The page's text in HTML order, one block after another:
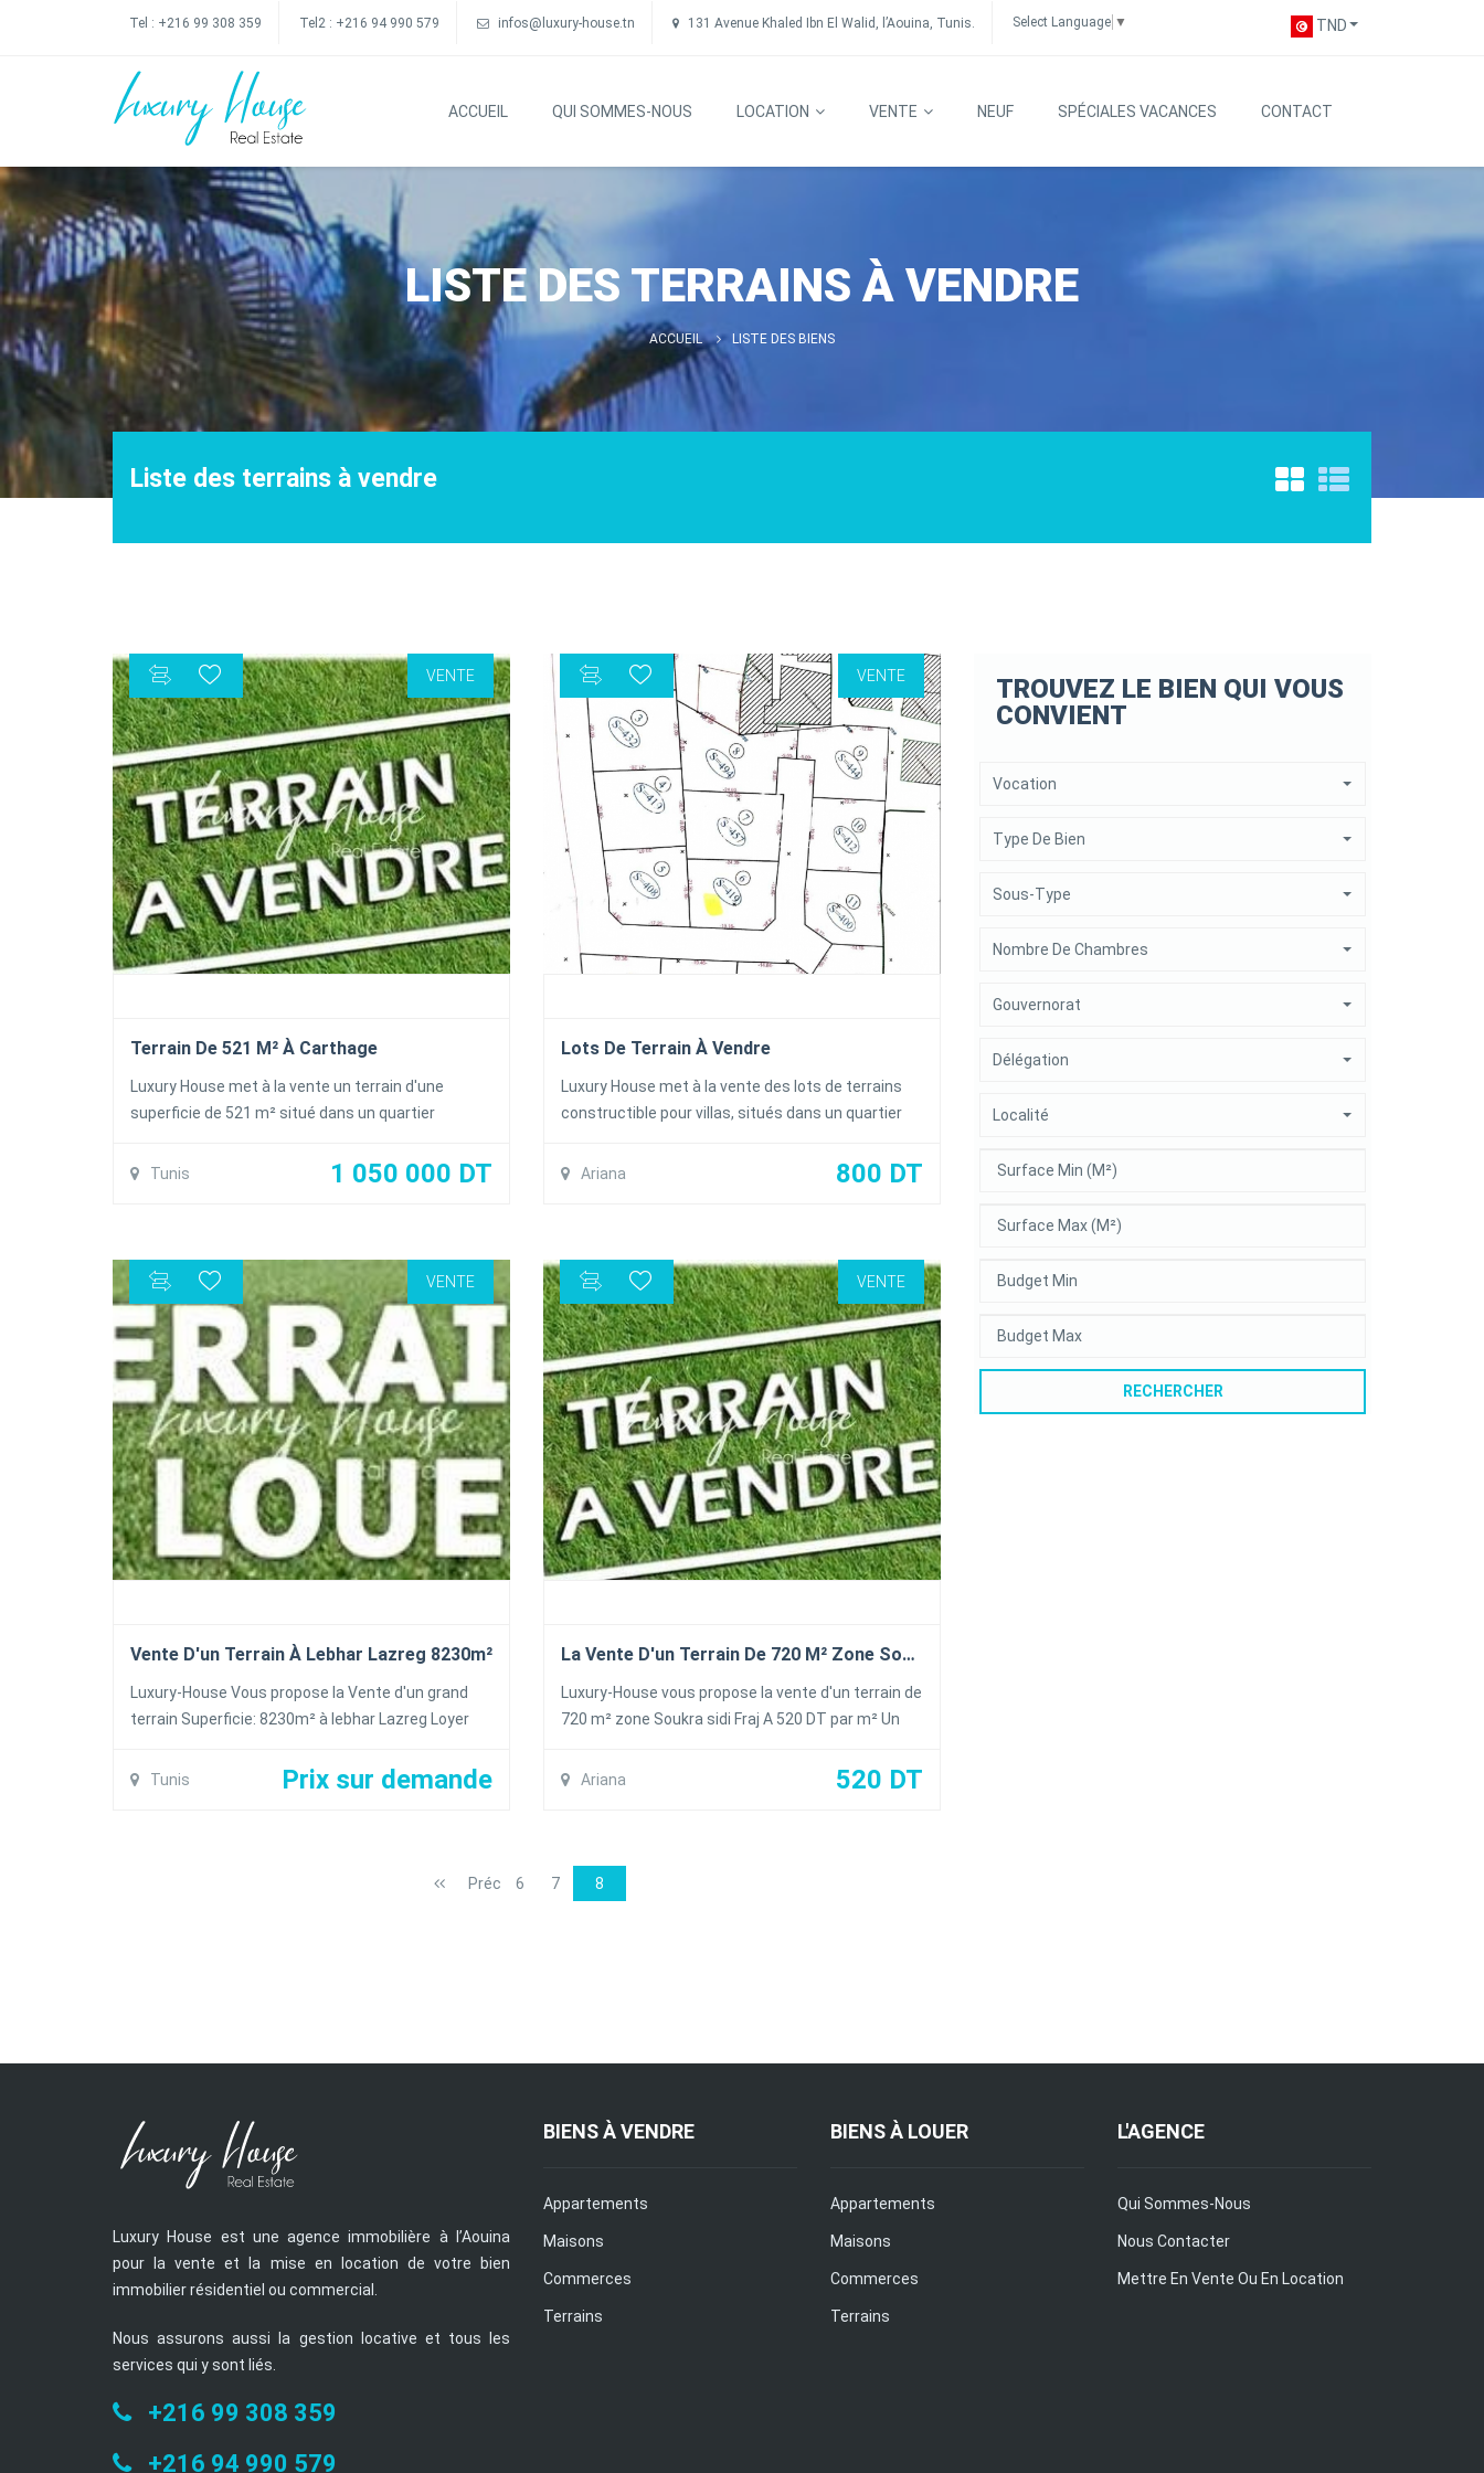
Tel : +216 99 308 359 Tel2 : +216 94 990 579 infos@luxury-house.tn 131 Avenue Khaled Ibn El Walid, l’Aouina, Tunis. Select Language ▼ TND
ACCUEIL QUI SOMMES-NOUS LOCATION VENTE NEUF SPÉCIALES VACANCES CONTACT
LISTE DES TERRAINS À VENDRE
ACCUEIL LISTE DES BIENS
Liste des terrains à vendre
VENTE
Terrain De 521 M² À Carthage
Luxury House met à la vente un terrain d'une
superficie de 521 m² situé dans un quartier
Superficie : 525 m² Titre individuel disponible
Tunis 1 050 000 DT
VENTE
Lots De Terrain À Vendre
Luxury House met à la vente des lots de terrains
constructible pour villas, situés dans un quartier
555 m² Prix : 800 DT/m²
Ariana 800 DT
VENTE
Vente D'un Terrain À Lebhar Lazreg 8230m²
Luxury-House Vous propose la Vente d'un grand
terrain Superficie: 8230m² à lebhar Lazreg Loyer
veuillez contacter 99 308 359 / 70 727 510
Tunis Prix sur demande
VENTE
La Vente D'un Terrain De 720 M² Zone Soukra Sidi Fraj
Luxury-House vous propose la vente d'un terrain de
720 m² zone Soukra sidi Fraj A 520 DT par m² Un
visiter Un agent vous accompagnera Veuillez nous
Ariana 520 DT
Préc 6 7 8
TROUVEZ LE BIEN QUI VOUS
CONVIENT
Vocation
Type De Bien
Sous-Type
Nombre De Chambres
Gouvernorat
Délégation
Localité
RECHERCHER
Luxury House est une agence immobilière à l’Aouina
pour la vente et la mise en location de votre bien
immobilier résidentiel ou commercial.
Nous assurons aussi la gestion locative et tous les
services qui y sont liés.
+216 99 308 359
+216 94 990 579
BIENS À VENDRE
Appartements
Maisons
Commerces
Terrains
BIENS À LOUER
Appartements
Maisons
Commerces
Terrains
L'AGENCE
Qui Sommes-Nous
Nous Contacter
Mettre En Vente Ou En Location